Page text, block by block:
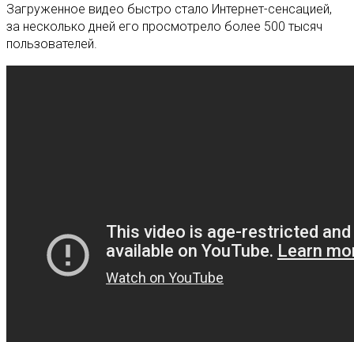
Загруженное видео быстро стало Интернет-сенсацией,
за несколько дней его просмотрело более 500 тысяч
пользователей.